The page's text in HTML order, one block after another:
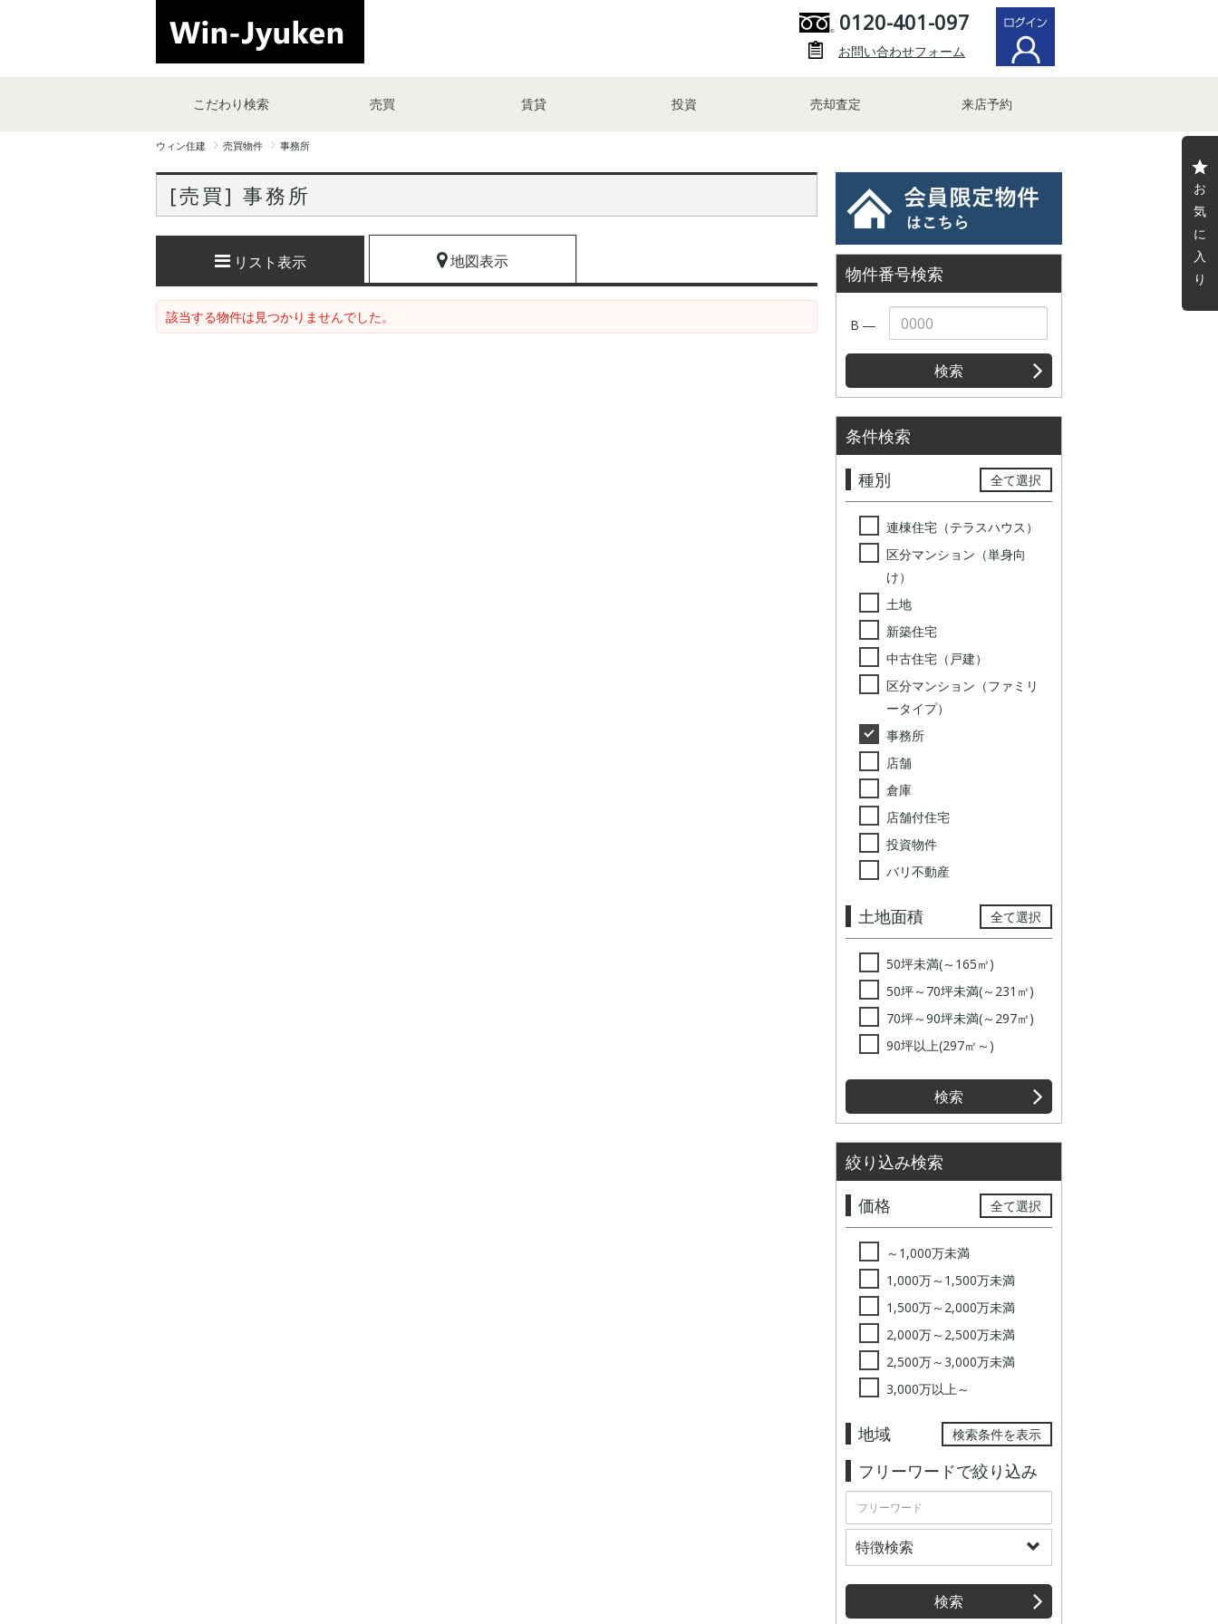
0120-401-097
お問い合わせフォーム
こだわり検索 売買 賃貸 投資 売却査定 来店予約
お
気
に
入
り
ウィン住建 売買物件 事務所
[売買] 事務所
リスト表示 地図表示
該当する物件は見つかりませんでした。
物件番号検索
B ―
検索
条件検索
種別
全て選択
連棟住宅（テラスハウス）
区分マンション（単身向
け）
土地
新築住宅
中古住宅（戸建）
区分マンション（ファミリ
ータイプ）
事務所
店舗
倉庫
店舗付住宅
投資物件
バリ不動産
土地面積 全て選択
50坪未満(～165㎡)
50坪～70坪未満(～231㎡)
70坪～90坪未満(～297㎡)
90坪以上(297㎡～)
検索
絞り込み検索
価格
全て選択
～1,000万未満
1,000万～1,500万未満
1,500万～2,000万未満
2,000万～2,500万未満
2,500万～3,000万未満
3,000万以上～
地域 検索条件を表示
フリーワードで絞り込み
特徴検索
検索